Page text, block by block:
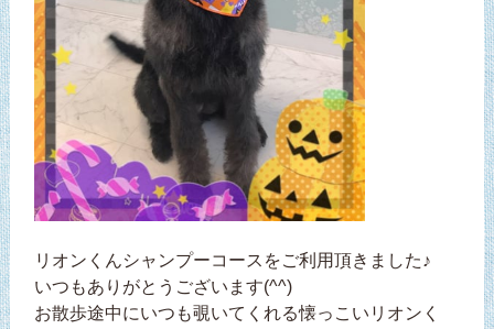
リオンくんシャンプーコースをご利用頂きました♪
いつもありがとうございます(^^)
お散歩途中にいつも覗いてくれる懐っこいリオンく